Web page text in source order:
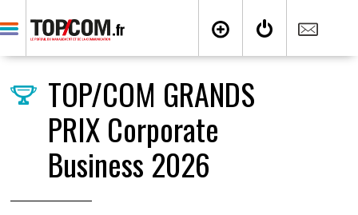
TOP/COM GRANDS
PRIX Corporate
Business 2026